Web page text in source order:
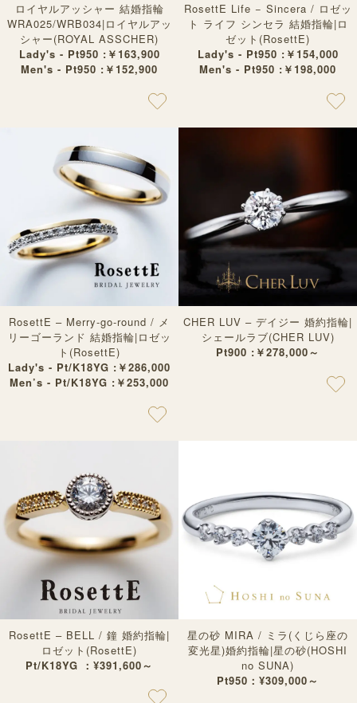
ロイヤルアッシャー 結婚指輪
WRA025/WRB034|ロイヤルアッ
シャー(ROYAL ASSCHER)
Lady's - Pt950 :￥163,900
Men's - Pt950 :￥152,900
RosettE Life − Sincera / ロゼッ
ト ライフ シンセラ 結婚指輪|ロ
ゼット(RosettE)
Lady's - Pt950 :￥154,000
Men's - Pt950 :￥198,000
RosettE – Merry-go-round / メ
リーゴーランド 結婚指輪|ロゼッ
ト(RosettE)
Lady's - Pt/K18YG :￥286,000
Men’s - Pt/K18YG :￥253,000
CHER LUV – デイジー 婚約指輪|
シェールラブ(CHER LUV)
Pt900 :￥278,000～
RosettE – BELL / 鐘 婚約指輪|
ロゼット(RosettE)
Pt/K18YG ：¥391,600～
星の砂 MIRA / ミラ(くじら座の
変光星)婚約指輪|星の砂(HOSHI
no SUNA)
Pt950：¥309,000～